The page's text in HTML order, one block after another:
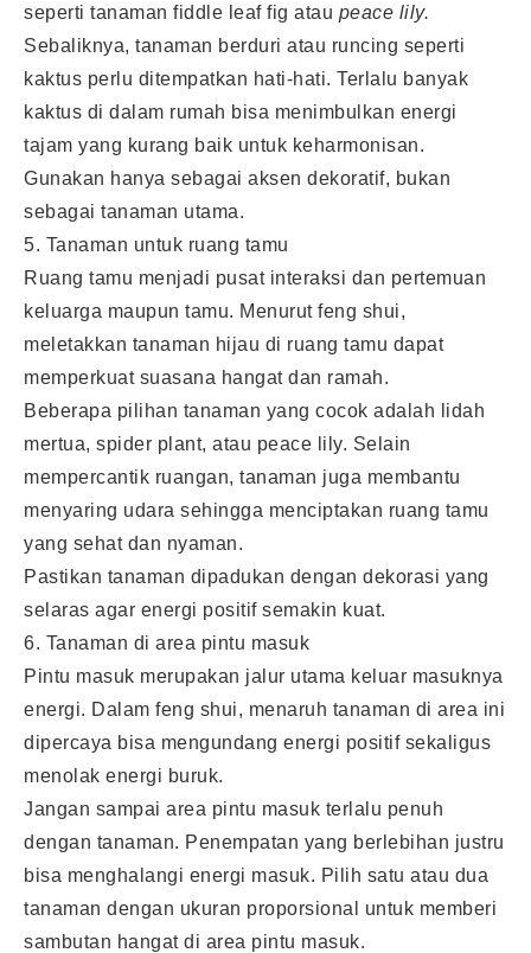
seperti tanaman fiddle leaf fig atau peace lily.
Sebaliknya, tanaman berduri atau runcing seperti
kaktus perlu ditempatkan hati-hati. Terlalu banyak
kaktus di dalam rumah bisa menimbulkan energi
tajam yang kurang baik untuk keharmonisan.
Gunakan hanya sebagai aksen dekoratif, bukan
sebagai tanaman utama.
5. Tanaman untuk ruang tamu
Ruang tamu menjadi pusat interaksi dan pertemuan
keluarga maupun tamu. Menurut feng shui,
meletakkan tanaman hijau di ruang tamu dapat
memperkuat suasana hangat dan ramah.
Beberapa pilihan tanaman yang cocok adalah lidah
mertua, spider plant, atau peace lily. Selain
mempercantik ruangan, tanaman juga membantu
menyaring udara sehingga menciptakan ruang tamu
yang sehat dan nyaman.
Pastikan tanaman dipadukan dengan dekorasi yang
selaras agar energi positif semakin kuat.
6. Tanaman di area pintu masuk
Pintu masuk merupakan jalur utama keluar masuknya
energi. Dalam feng shui, menaruh tanaman di area ini
dipercaya bisa mengundang energi positif sekaligus
menolak energi buruk.
Jangan sampai area pintu masuk terlalu penuh
dengan tanaman. Penempatan yang berlebihan justru
bisa menghalangi energi masuk. Pilih satu atau dua
tanaman dengan ukuran proporsional untuk memberi
sambutan hangat di area pintu masuk.